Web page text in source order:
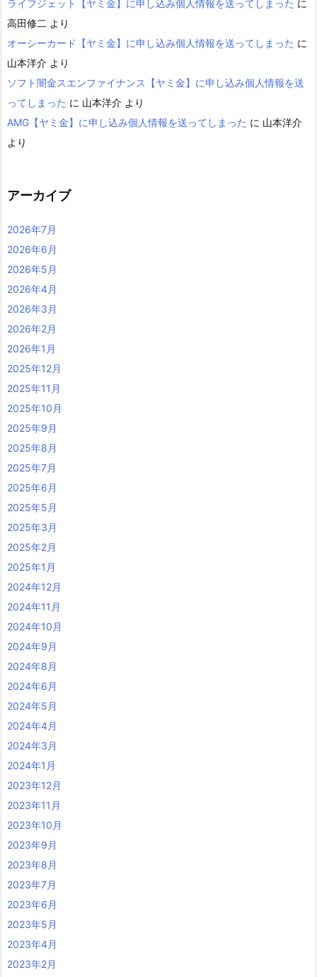
ライフジェット【ヤミ金】に申し込み個人情報を送ってしまった に
高田修二 より
オーシーカード【ヤミ金】に申し込み個人情報を送ってしまった に
山本洋介 より
ソフト闇金スエンファイナンス【ヤミ金】に申し込み個人情報を送
ってしまった に 山本洋介 より
AMG【ヤミ金】に申し込み個人情報を送ってしまった に 山本洋介
より
アーカイブ
2026年7月
2026年6月
2026年5月
2026年4月
2026年3月
2026年2月
2026年1月
2025年12月
2025年11月
2025年10月
2025年9月
2025年8月
2025年7月
2025年6月
2025年5月
2025年3月
2025年2月
2025年1月
2024年12月
2024年11月
2024年10月
2024年9月
2024年8月
2024年6月
2024年5月
2024年4月
2024年3月
2024年1月
2023年12月
2023年11月
2023年10月
2023年9月
2023年8月
2023年7月
2023年6月
2023年5月
2023年4月
2023年2月